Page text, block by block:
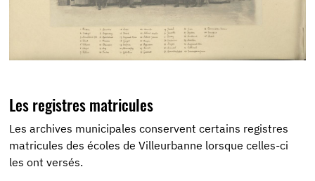
Les registres matricules
Les archives municipales conservent certains registres
matricules des écoles de Villeurbanne lorsque celles-ci
les ont versés.